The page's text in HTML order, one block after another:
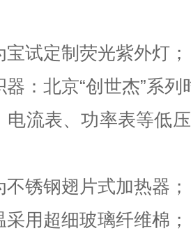
试定制荧光紫外灯；
：北京“创世杰”系
电流表、功率表等低
锈钢翅片式加热器；
用超细玻璃纤维棉；